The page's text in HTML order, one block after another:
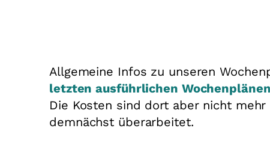
Allgemeine Infos zu unseren
letzten ausführlichen Wochenplänen
Die Kosten sind dort aber nicht
demnächst überarbeitet.